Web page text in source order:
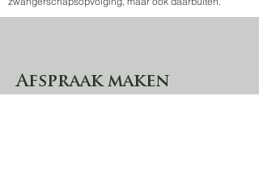
Afspraak maken